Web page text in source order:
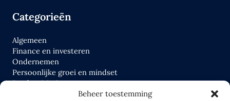
Beheer toestemming
Categorieën
Algemeen
Finance en investeren
Ondernemen
Persoonlijke groei en mindset
Productiviteit